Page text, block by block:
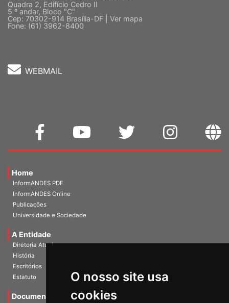
O nosso site usa
cookies
Quadra 2, Edifício Cedro II
5 º andar, Bloco "C"
Cep: 70302-914 Brasília-DF | Ver mapa
Fone: (61) 3962-8400
WEBMAIL
Home
InformANDES PDF
InformANDES Online
Publicações
Universidade e Sociedade
A Entidade
Diretoria Atual
História
Escritórios
Estatuto
Documentos